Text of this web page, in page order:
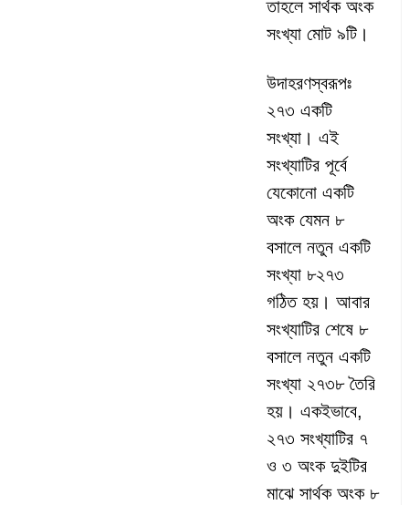
তাহলে সার্থক অংক
সংখ্যা মোট ৯টি।
উদাহরণস্বরূপঃ
২৭৩ একটি
সংখ্যা। এই
সংখ্যাটির পূর্বে
যেকোনো একটি
অংক যেমন ৮
বসালে নতুন একটি
সংখ্যা ৮২৭৩
গঠিত হয়। আবার
সংখ্যাটির শেষে ৮
বসালে নতুন একটি
সংখ্যা ২৭৩৮ তৈরি
হয়। একইভাবে,
২৭৩ সংখ্যাটির ৭
ও ৩ অংক দুইটির
মাঝে সার্থক অংক ৮